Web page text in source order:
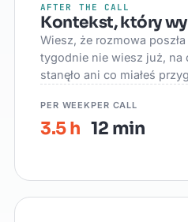
AFTER THE CALL
Kontekst, który
Wiesz, że rozmowa
tygodnie nie wiesz już, na
stanęło ani co miałeś
PER WEEK
3.5 h
PER CALL
12 min